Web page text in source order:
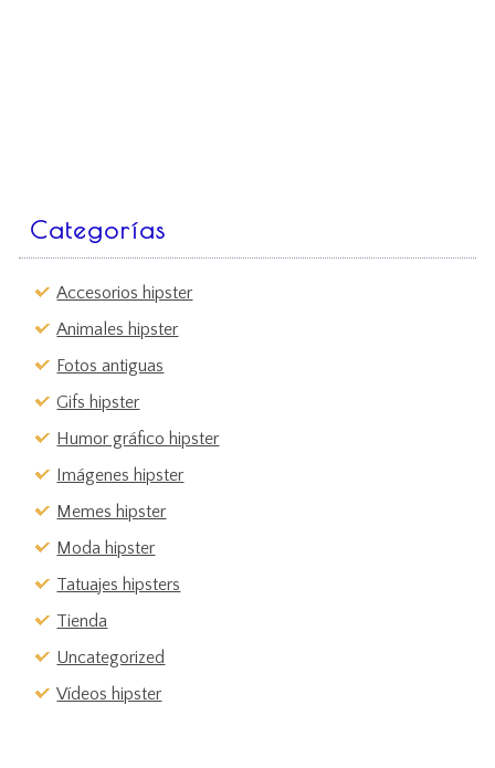
Categorías
Accesorios hipster
Animales hipster
Fotos antiguas
Gifs hipster
Humor gráfico hipster
Imágenes hipster
Memes hipster
Moda hipster
Tatuajes hipsters
Tienda
Uncategorized
Vídeos hipster